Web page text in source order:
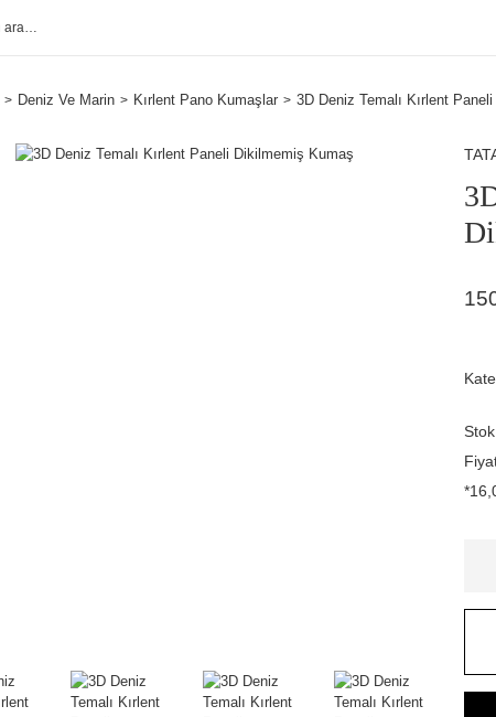
Deniz Ve Marin Kırlent Pano Kumaşlar 3D Deniz Temalı Kırlent